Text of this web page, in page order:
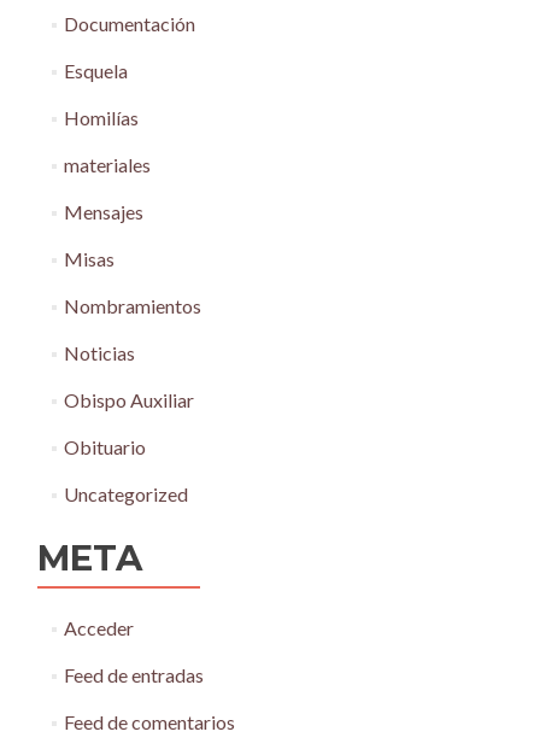
Documentación
Esquela
Homilías
materiales
Mensajes
Misas
Nombramientos
Noticias
Obispo Auxiliar
Obituario
Uncategorized
META
Acceder
Feed de entradas
Feed de comentarios